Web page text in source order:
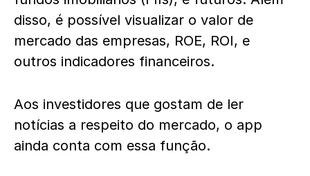
disso, é possível visualizar o valor de
mercado das empresas, ROE, ROI, e
outros indicadores financeiros.
Aos investidores que gostam de ler
notícias a respeito do mercado, o app
ainda conta com essa função.